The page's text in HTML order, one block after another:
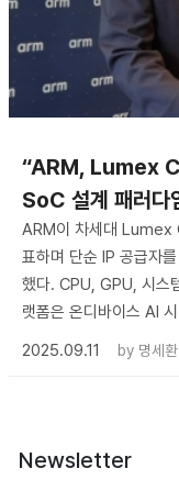
“ARM, Lumex
SoC 설계 패러다
ARM이 차세대
표하며 단순 IP 공급자
했다. CPU, GPU, 시스
랫폼은 온디바이스 AI
2025.09.11
by 명세
Newsletter